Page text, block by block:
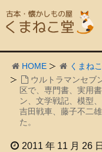
HOME くまね
ウルトラマンセブ
区で、専門書、実用
ン、文学戦記、模型
吉田戦車、藤子不二
た。
2011 年 11 月 26 日